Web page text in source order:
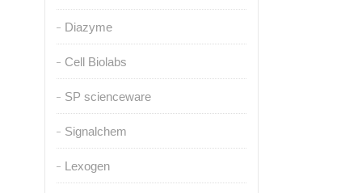
Diazyme
Cell Biolabs
SP scienceware
Signalchem
Lexogen